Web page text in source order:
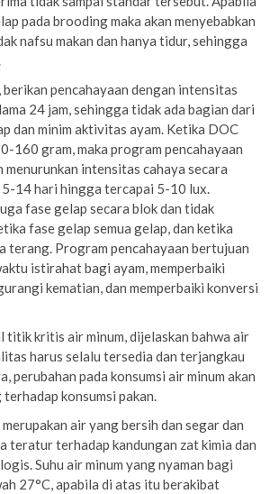
pada brooding maka akan menyebabkan
nafsu makan dan hanya tidur, sehingga
berikan pencahayaan dengan intensitas
24 jam, sehingga tidak ada bagian dari
dan minim aktivitas ayam. Ketika DOC
160 gram, maka program pencahayaan
menurunkan intensitas cahaya secara
5-14 hari hingga tercapai 5-10 lux.
fase gelap secara blok dan tidak
fase gelap semua gelap, dan ketika
terang. Program pencahayaan bertujuan
istirahat bagi ayam, memperbaiki
kematian, dan memperbaiki konversi
titik kritis air minum, dijelaskan bahwa air
harus selalu tersedia dan terjangkau
perubahan pada konsumsi air minum akan
konsumsi pakan.
air yang bersih dan segar dan
teratur terhadap kandungan zat kimia dan
Suhu air minum yang nyaman bagi
27°C, apabila di atas itu berakibat